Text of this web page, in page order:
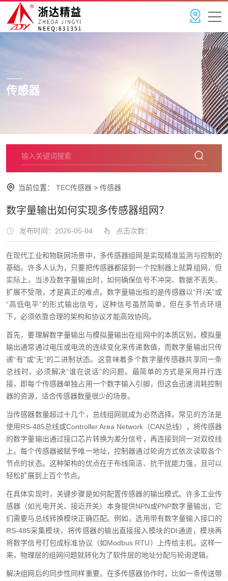
Sensor
传感器
当前位置： TEC传感器 > 传感器
数字量输出如何实现多传感器组网？
发布时间：2026-05-04 点击次数：
在现代工业和物联网场景中，多传感器组网是实现精准监测与控制的
基础。许多人认为，只要把传感器都接到一个控制器上就算组网，但
实际上，当涉及数字量输出时，如何确保信号不冲突、数据不丢失、
扩展不受限，才是真正的难点。数字量输出指的是传感器以“开/关”或
“高低电平”的形式输出信号，这种信号虽然简单，但在多节点环境
下，必须依靠合理的架构和协议才能高效协同。
首先，要理解数字量输出与模拟量输出在组网中的本质区别。模拟量
输出通常通过电压或电流的连续变化来传递数值，而数字量输出只传
递“有”或“无”的二进制状态。这意味着多个数字量传感器共享同一条
总线时，必须解决“谁在说话”的问题。最简单的方式是采用并行连
接，即每个传感器单独占用一个数字输入引脚，但这会迅速消耗控制
器的资源，适合传感器数量很少的场景。
当传感器数量超过十几个，总线组网就成为必然选择。常见的方法是
使用RS-485总线或Controller Area Network（CAN总线），将传感器
的数字量输出通过接口芯片转换为差分信号，再连接到同一对双绞线
上。每个传感器被赋予唯一地址，控制器通过轮询方式依次读取各个
节点的状态。这种架构的优点在于布线简洁、抗干扰能力强，且可以
轻松扩展到上百个节点。
在具体实现时，关键步骤是如何配置传感器的输出模式。许多工业传
感器（如光电开关、接近开关）本身提供NPN或PNP数字量输出，它
们需要与总线转换模块正确匹配。例如，选用带有数字量输入接口的
RS-485采集模块，将传感器的输出直接接入模块的DI通道，模块再
将数字信号打包成标准协议（如Modbus RTU）上传给主机。这样一
来，物理层的组网问题就转化为了软件层的地址分配与轮询逻辑。
解决组网后的同步性同样重要。在多传感器协作时，比如一条传送带